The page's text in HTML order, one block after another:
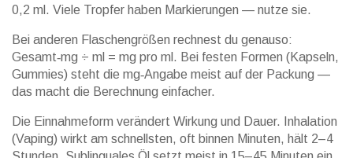
0,2 ml. Viele Tropfer haben Markierungen — nutze sie.
Bei anderen Flaschengrößen rechnest du genauso:
Gesamt‑mg ÷ ml = mg pro ml. Bei festen Formen (Kapseln,
Gummies) steht die mg‑Angabe meist auf der Packung —
das macht die Berechnung einfacher.
Die Einnahmeform verändert Wirkung und Dauer. Inhalation
(Vaping) wirkt am schnellsten, oft binnen Minuten, hält 2–4